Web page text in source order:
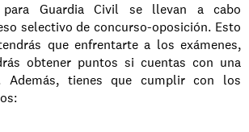
para Guardia Civil se llevan a cabo
selectivo de concurso-oposición. Esto
que enfrentarte a los exámenes,
obtener puntos si cuentas con una
Además, tienes que cumplir con los